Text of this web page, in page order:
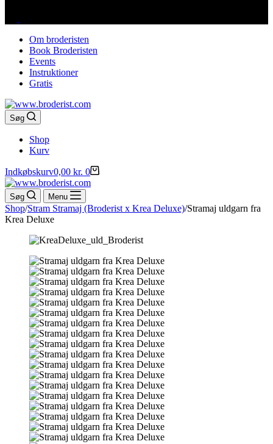
Om broderisten
Book Broderisten
Events
Instruktioner
Gratis
Søg
Shop
Kurv
Indkøbskurv0,00 kr. 0
Søg Menu
Shop/Stram Stramaj (Broderist x Krea Deluxe)/Stramaj uldgarn fra
Krea Deluxe